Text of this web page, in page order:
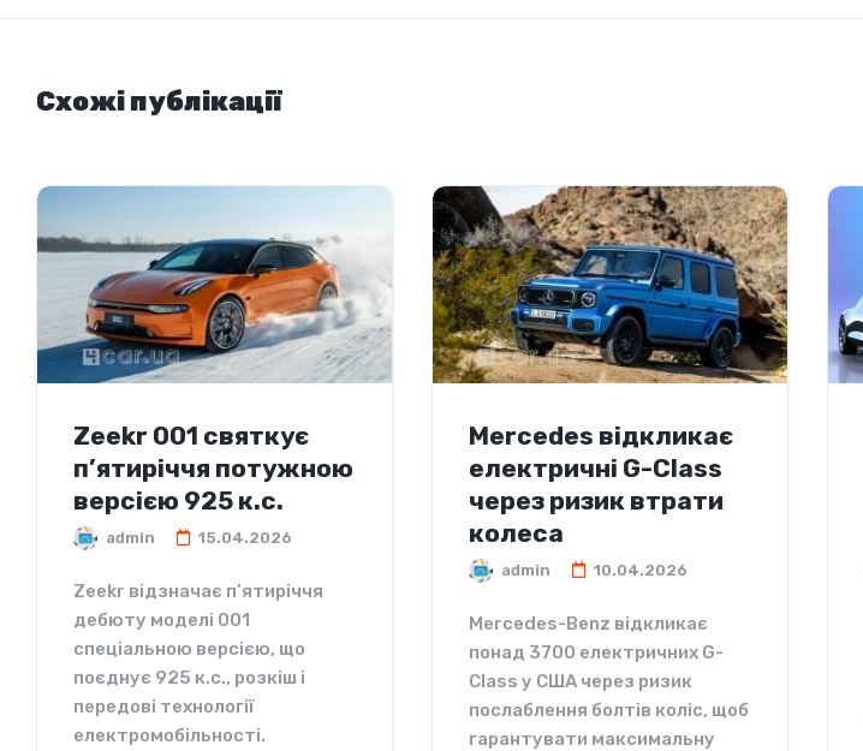
Схожі публікації
Zeekr 001 святкує
п’ятиріччя потужною
версією 925 к.с.
admin 15.04.2026
Zeekr відзначає п’ятиріччя
дебюту моделі 001
спеціальною версією, що
поєднує 925 к.с., розкіш і
передові технології
електромобільності.
Mercedes відкликає
електричні G-Class
через ризик втрати
колеса
admin 10.04.2026
Mercedes-Benz відкликає
понад 3700 електричних G-
Class у США через ризик
послаблення болтів коліс, щоб
гарантувати максимальну